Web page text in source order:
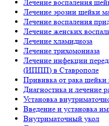
Лечение воспаления
Лечение эрозии шейки
Лечение воспаления
Лечение женских
Лечение хламидиоза
Лечение трихомониаза
Лечение инфекции
(ИППП) в Ставрополе
Прививка от рака шейки
Диагностика и лечение
Установка
Введение и установка
Внутриматочный укол